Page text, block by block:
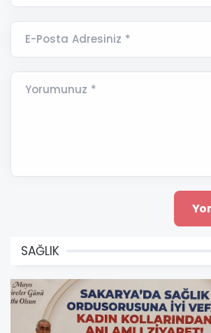
E-Posta Adresiniz *
Yorumunuz *
SAĞLIK